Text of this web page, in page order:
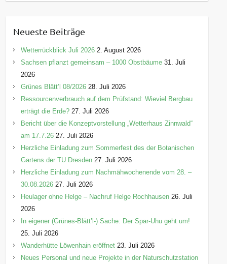
g
o
r
e
n
Neueste Beiträge
Wetterrückblick Juli 2026 2. August 2026
Sachsen pflanzt gemeinsam – 1000 Obstbäume 31. Juli
2026
Grünes Blätt’l 08/2026 28. Juli 2026
Ressourcenverbrauch auf dem Prüfstand: Wieviel Bergbau
erträgt die Erde? 27. Juli 2026
Bericht über die Konzeptvorstellung „Wetterhaus Zinnwald“
am 17.7.26 27. Juli 2026
Herzliche Einladung zum Sommerfest des der Botanischen
Gartens der TU Dresden 27. Juli 2026
Herzliche Einladung zum Nachmähwochenende vom 28. –
30.08.2026 27. Juli 2026
Heulager ohne Helge – Nachruf Helge Rochhausen 26. Juli
2026
In eigener (Grünes-Blätt’l-) Sache: Der Spar-Uhu geht um!
25. Juli 2026
Wanderhütte Löwenhain eröffnet 23. Juli 2026
Neues Personal und neue Projekte in der Naturschutzstation